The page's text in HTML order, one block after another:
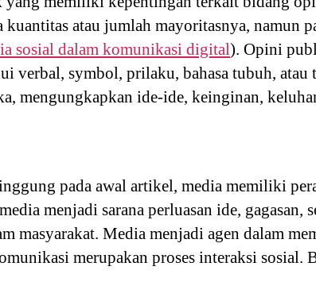
kuantitas atau jumlah mayoritasnya, namun
sosial dalam komunikasi digital). Opini
verbal, symbol, prilaku, bahasa tubuh,
mengungkapkan ide-ide, keinginan,
pada awal artikel, media memiliki
menjadi sarana perluasan ide,
masyarakat. Media menjadi agen dalam
merupakan proses interaksi